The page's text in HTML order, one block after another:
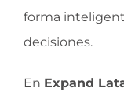
forma
decisiones.
En Expand